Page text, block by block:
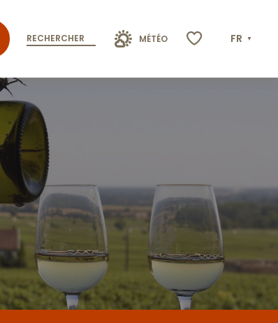
RECHERCHER MÉTÉO FR